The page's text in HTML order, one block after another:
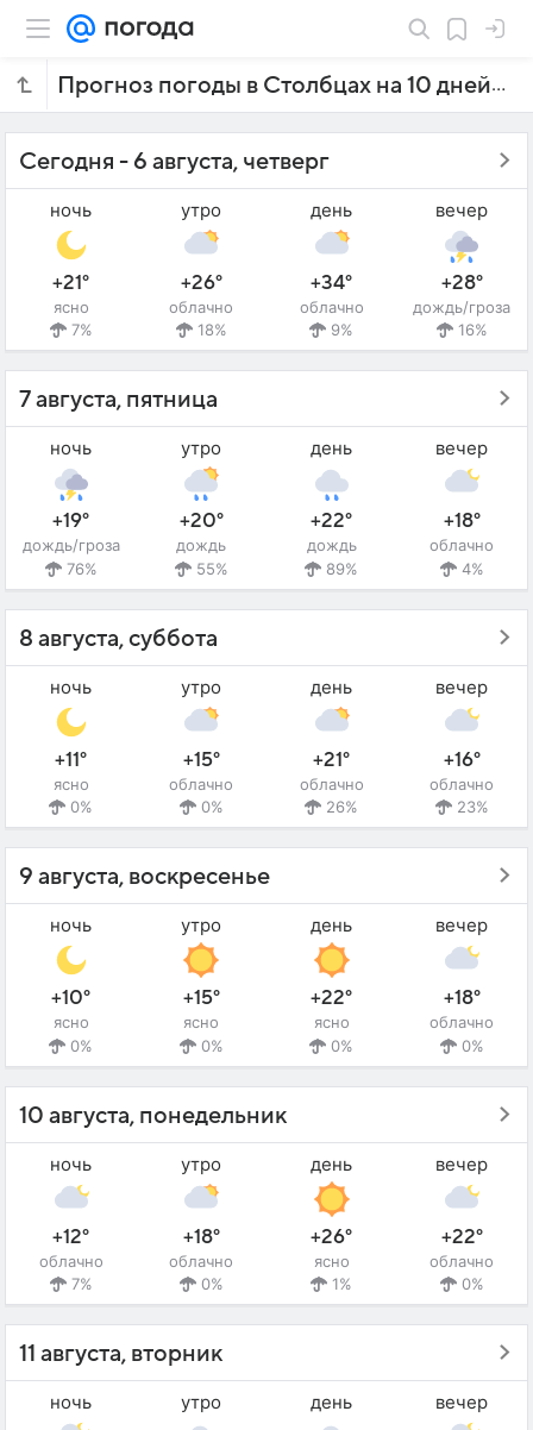
Прогноз погоды в Столбцах на 10 дней
Сегодня - 6 августа, четверг
ночь
+21°
ясно
7%
утро
+26°
облачно
18%
день
+34°
облачно
9%
вечер
+28°
дождь/гроза
16%
7 августа, пятница
ночь
+19°
дождь/гроза
76%
утро
+20°
дождь
55%
день
+22°
дождь
89%
вечер
+18°
облачно
4%
8 августа, суббота
ночь
+11°
ясно
0%
утро
+15°
облачно
0%
день
+21°
облачно
26%
вечер
+16°
облачно
23%
9 августа, воскресенье
ночь
+10°
ясно
0%
утро
+15°
ясно
0%
день
+22°
ясно
0%
вечер
+18°
облачно
0%
10 августа, понедельник
ночь
+12°
облачно
7%
утро
+18°
облачно
0%
день
+26°
ясно
1%
вечер
+22°
облачно
0%
11 августа, вторник
ночь утро день вечер